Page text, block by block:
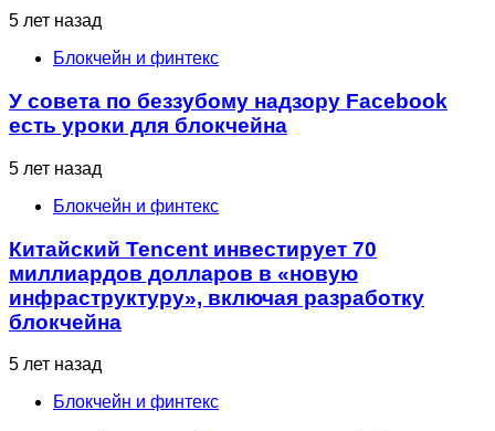
5 лет назад
Блокчейн и финтекс
У совета по беззубому надзору Facebook
есть уроки для блокчейна
5 лет назад
Блокчейн и финтекс
Китайский Tencent инвестирует 70
миллиардов долларов в «новую
инфраструктуру», включая разработку
блокчейна
5 лет назад
Блокчейн и финтекс